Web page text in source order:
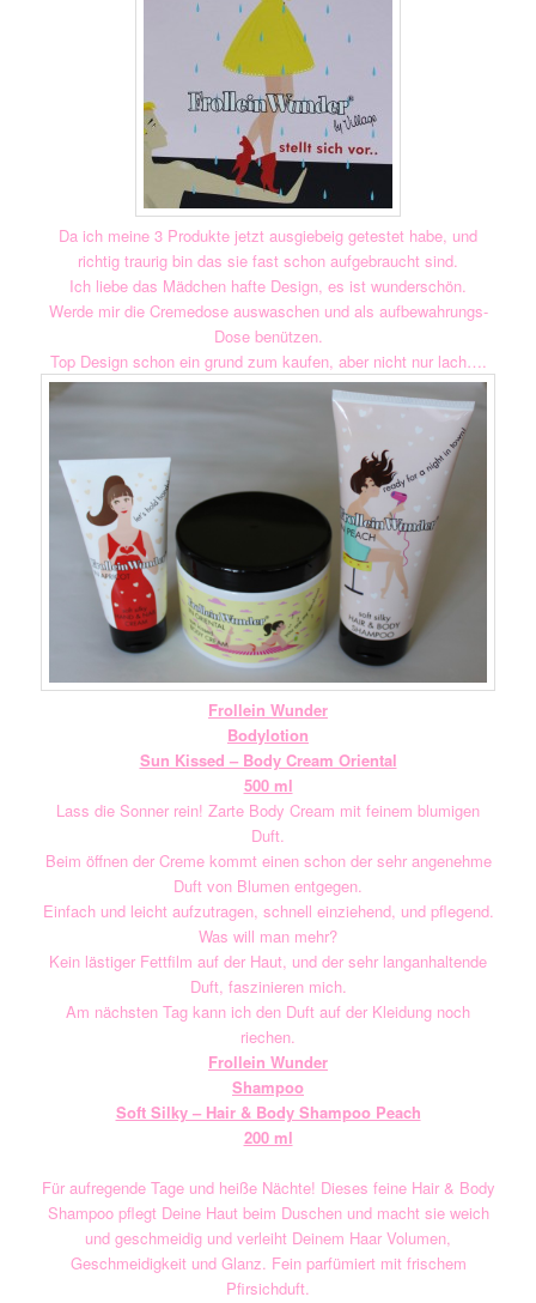
Da ich meine 3 Produkte jetzt ausgiebeig getestet habe, und
richtig traurig bin das sie fast schon aufgebraucht sind.
Ich liebe das Mädchen hafte Design, es ist wunderschön.
Werde mir die Cremedose auswaschen und als aufbewahrungs-
Dose benützen.
Top Design schon ein grund zum kaufen, aber nicht nur lach….
Frollein Wunder
Bodylotion
Sun Kissed – Body Cream Oriental
500 ml
Lass die Sonner rein! Zarte Body Cream mit feinem blumigen
Duft.
Beim öffnen der Creme kommt einen schon der sehr angenehme
Duft von Blumen entgegen.
Einfach und leicht aufzutragen, schnell einziehend, und pflegend.
Was will man mehr?
Kein lästiger Fettfilm auf der Haut, und der sehr langanhaltende
Duft, faszinieren mich.
Am nächsten Tag kann ich den Duft auf der Kleidung noch
riechen.
Frollein Wunder
Shampoo
Soft Silky – Hair & Body Shampoo Peach
200 ml
Für aufregende Tage und heiße Nächte! Dieses feine Hair & Body
Shampoo pflegt Deine Haut beim Duschen und macht sie weich
und geschmeidig und verleiht Deinem Haar Volumen,
Geschmeidigkeit und Glanz. Fein parfümiert mit frischem
Pfirsichduft.